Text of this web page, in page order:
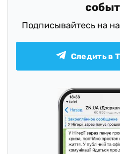
Подписывайтесь на
Следить в